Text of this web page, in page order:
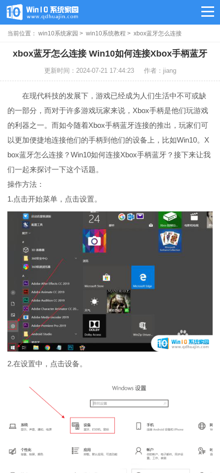
当前位置： win10系统家园 > win10系统教程 > xbox蓝牙怎么连接
xbox蓝牙怎么连接 Win10如何连接Xbox手柄蓝牙
更新时间：2024-07-21 17:44:23 作者：jiang
在现代科技的发展下，游戏已经成为人们生活中不可或缺
的一部分，而对于许多游戏玩家来说，Xbox手柄是他们玩游戏
的利器之一。而如今随着Xbox手柄蓝牙连接的推出，玩家们可
以更加便捷地连接他们的手柄到他们的设备上，比如Win10。X
box蓝牙怎么连接？Win10如何连接Xbox手柄蓝牙？接下来让我
们一起来探讨一下这个话题。
操作方法：
1.点击开始菜单，点击设置。
2.在设置中，点击设备。